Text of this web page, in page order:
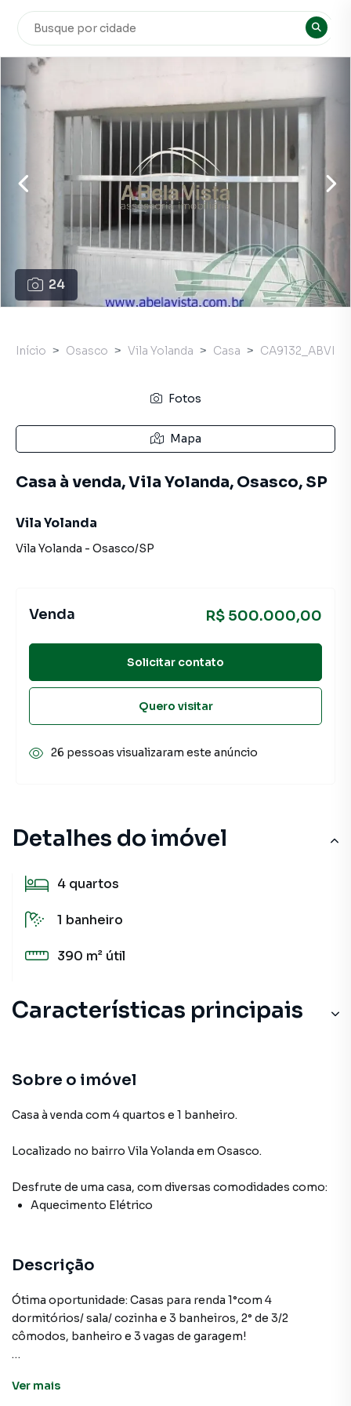
24
Detalhes do imóvel
4 quartos
1 banheiro
390 m² útil
Características principais
Sobre o imóvel
Casa à venda com 4 quartos e 1 banheiro.
Localizado no bairro Vila Yolanda em Osasco.
Desfrute de uma casa, com diversas comodidades como:
Aquecimento Elétrico
Descrição
Ótima oportunidade: Casas para renda 1°com 4
dormitórios/ sala/ cozinha e 3 banheiros, 2° de 3/2
cômodos, banheiro e 3 vagas de garagem!
Casa para Venda em região valorizada do bairro Vila
Ver mais
Início Osasco Vila Yolanda Casa CA9132_ABVI
Fotos
Mapa
Casa à venda, Vila Yolanda, Osasco, SP
Vila Yolanda
Vila Yolanda - Osasco/SP
Venda R$ 500.000,00
Solicitar contato
Quero visitar
26 pessoas visualizaram este anúncio